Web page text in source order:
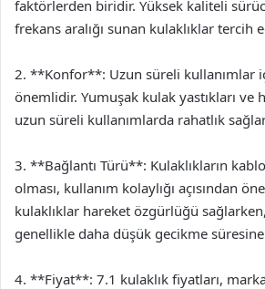
faktörlerden biridir. Yüksek kaliteli
frekans aralığı sunan kulaklıklar tercih
2. **Konfor**: Uzun süreli kullanımlar
önemlidir. Yumuşak kulak yastıkları ve
uzun süreli kullanımlarda rahatlık
3. **Bağlantı Türü**: Kulaklıkların
olması, kullanım kolaylığı açısından
kulaklıklar hareket özgürlüğü
genellikle daha düşük gecikme
4. **Fiyat**: 7.1 kulaklık fiyatları,